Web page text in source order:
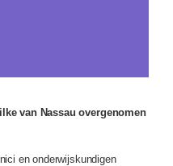
van Nassau overgenomen
en onderwijskundigen